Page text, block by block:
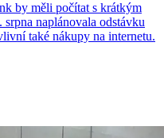
by měli počítat s krátkým
naplánovala odstávku
také nákupy na internetu.